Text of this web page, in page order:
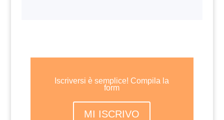
Iscriversi è semplice! Compila la
form
MI ISCRIVO